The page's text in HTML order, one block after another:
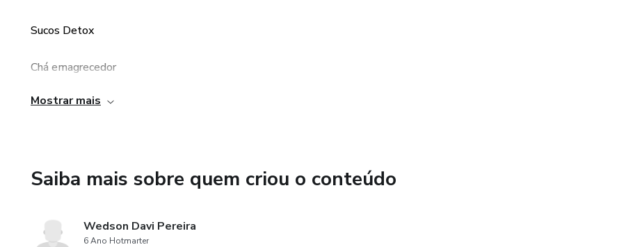
Sucos Detox
Chá emagrecedor
Tudo que precisa saber para emagrecer após a gestação.
Mostrar mais
Saiba mais sobre quem criou o conteúdo
Wedson Davi Pereira
6 Ano Hotmarter